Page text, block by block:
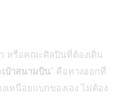
หรือคณะศิลปินที่ต้องเดิน
ป๋าสนามบิน” คือทางออกที่
เหนื่อยแบกของเอง ไม่ต้อง